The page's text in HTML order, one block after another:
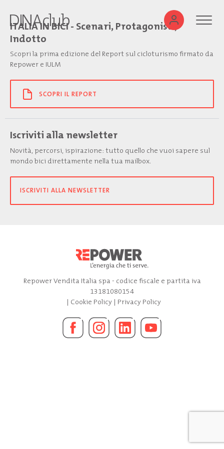
ITALIA IN BICI - Scenari, Protagonisti,
Indotto
Scopri la prima edizione del Report sul cicloturismo firmato da
Repower e IULM
SCOPRI IL REPORT
Iscriviti alla newsletter
Novità, percorsi, ispirazione: tutto quello che vuoi sapere sul
mondo bici direttamente nella tua mailbox.
ISCRIVITI ALLA NEWSLETTER
Repower Vendita Italia spa - codice fiscale e partita iva
13181080154
| Cookie Policy| Privacy Policy